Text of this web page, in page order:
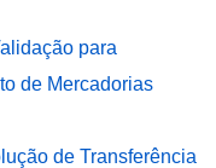
para
de Mercadorias
de Transferência